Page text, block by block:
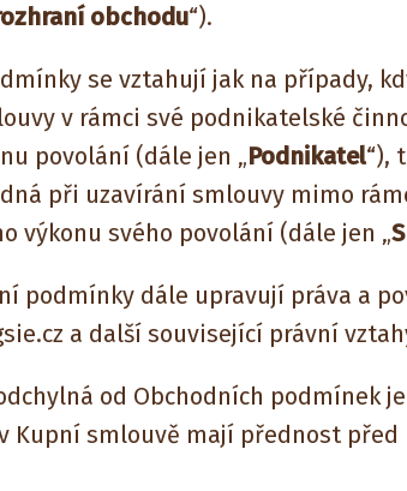
obchodu“).
se vztahují jak na případy,
v rámci své podnikatelské
povolání (dále jen „Podnikatel“),
při uzavírání smlouvy mimo
výkonu svého povolání (dále jen „
podmínky dále upravují práva a
a další související právní
od Obchodních podmínek je
Kupní smlouvě mají přednost